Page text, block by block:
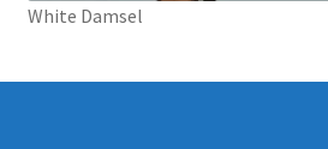
White Damsel